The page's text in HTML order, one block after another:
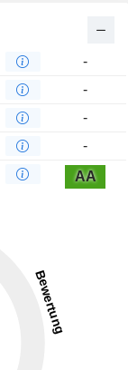
-
-
-
-
AA